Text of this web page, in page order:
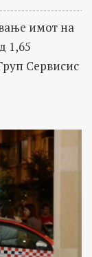
имот на
1,65
Сервисис